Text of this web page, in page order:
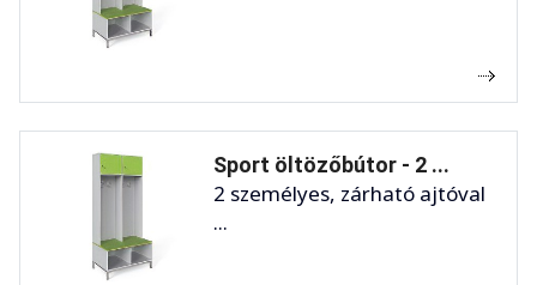
Sport öltözőbútor - 2 ...
2 személyes, zárható ajtóval
...